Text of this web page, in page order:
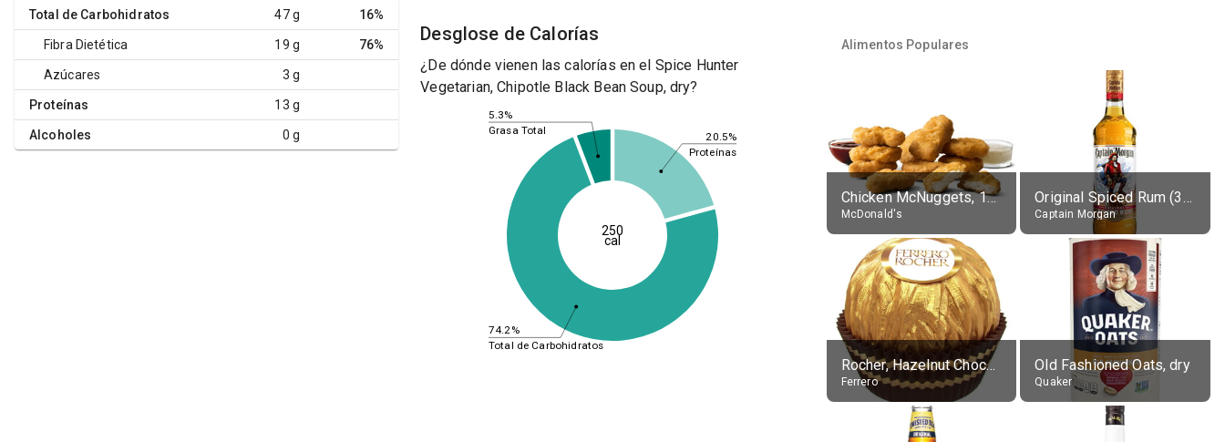
Total de Carbohidratos 47 g 16%
Fibra Dietética 19 g 76%
Azúcares 3 g
Proteínas 13 g
Alcoholes 0 g
Desglose de Calorías
¿De dónde vienen las calorías en el Spice Hunter
Vegetarian, Chipotle Black Bean Soup, dry?
20.5%
74.2%
5.3%
Proteínas
Total de Carbohidratos
Grasa Total
250
cal
Alimentos Populares
Chicken McNuggets, 10 pieces, without sauce
McDonald's
Original Spiced Rum (35% alc.)
Captain Morgan
Rocher, Hazelnut Chocolate Ball
Ferrero
Old Fashioned Oats, dry
Quaker